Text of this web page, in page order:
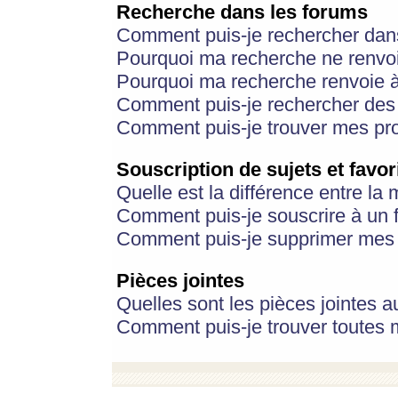
Recherche dans les forums
Comment puis-je rechercher
Pourquoi ma recherche ne
Pourquoi ma recherche renvoie
Comment puis-je rechercher
Comment puis-je trouver mes
Souscription de sujets et
Quelle est la différence entre la
Comment puis-je souscrire à
Comment puis-je supprimer
Pièces jointes
Quelles sont les pièces jointes
Comment puis-je trouver toutes